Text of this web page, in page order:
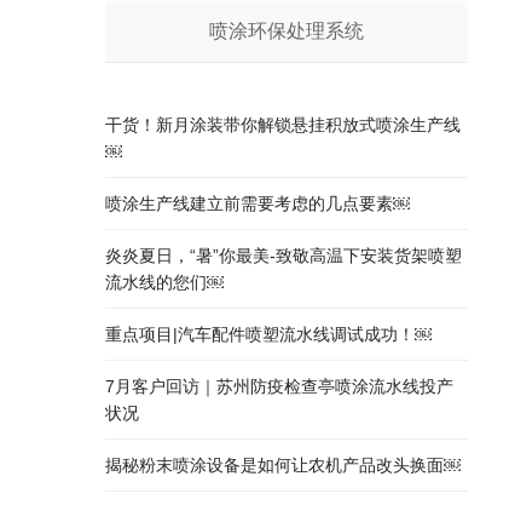
喷涂环保处理系统
干货！新月涂装带你解锁悬挂积放式喷涂生产线
￼
喷涂生产线建立前需要考虑的几点要素￼
炎炎夏日，“暑”你最美-致敬高温下安装货架喷塑
流水线的您们￼
重点项目|汽车配件喷塑流水线调试成功！￼
7月客户回访｜苏州防疫检查亭喷涂流水线投产
状况
揭秘粉末喷涂设备是如何让农机产品改头换面￼